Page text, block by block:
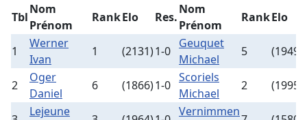
Tbl
Nom
Prénom
RankElo Res.
Nom
Prénom
RankElo
1
Werner
Ivan
1 (2131)1-0
Geuquet
Michael
5 (1949)
2
Oger
Daniel
6 (1866)1-0
Scoriels
Michael
2 (1995)
Lejeune
Vernimmen